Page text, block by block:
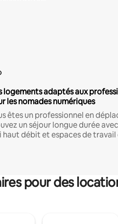
logements adaptés aux
les nomades numériques
êtes un professionnel en
un séjour longue durée
haut débit et espaces de travail
pour des